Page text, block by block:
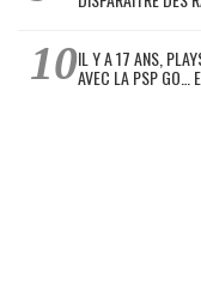
IL Y A 17 ANS,
AVEC LA PSP GO…